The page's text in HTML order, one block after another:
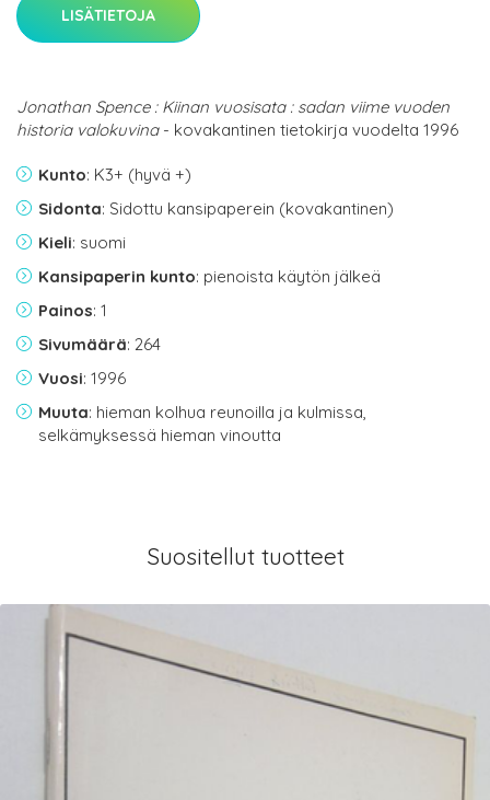
LISÄTIETOJA
Jonathan Spence : Kiinan vuosisata : sadan viime vuoden
historia valokuvina- kovakantinen tietokirja vuodelta 1996
Kunto: K3+ (hyvä +)
Sidonta: Sidottu kansipaperein (kovakantinen)
Kieli: suomi
Kansipaperin kunto: pienoista käytön jälkeä
Painos: 1
Sivumäärä: 264
Vuosi: 1996
Muuta: hieman kolhua reunoilla ja kulmissa,
selkämyksessä hieman vinoutta
Suositellut tuotteet